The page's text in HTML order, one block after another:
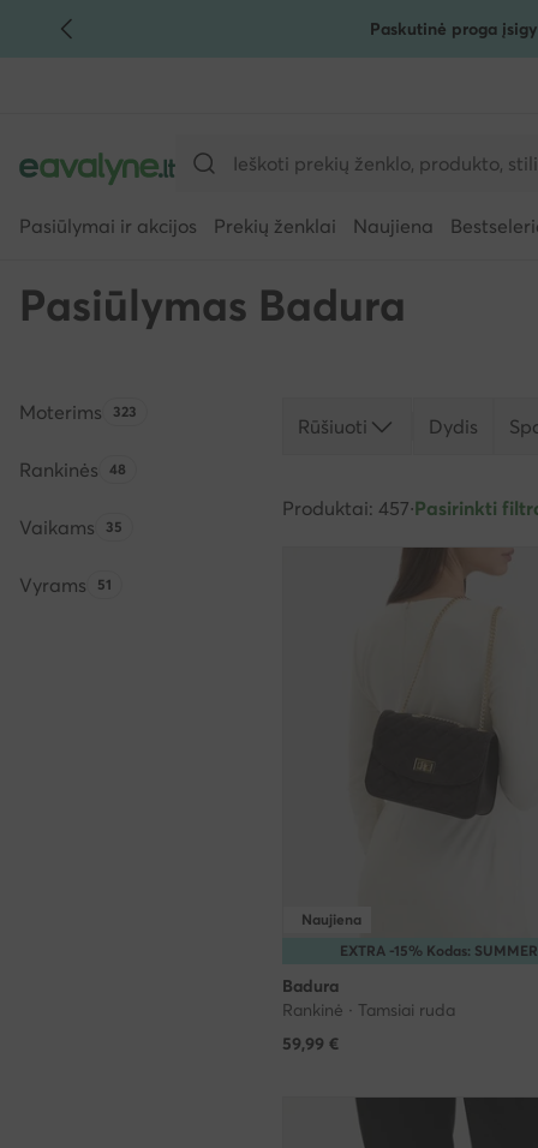
PEREITI PRIE PAGRINDINIO TURINIOPaskutinė proga
Pasiūlymai ir akcijos Prekių ženklai Naujiena
Pasiūlymas Badura
Moterims Produktų skaičius:
323
Rankinės Produktų skaičius:
48
Vaikams Produktų skaičius:
35
Vyrams Produktų skaičius:
51
Rūšiuoti Dydis
Produktai: 457·Pasirinkti
EXTRA -15% Kodas: SUMMER
Naujiena
Badura
Rankinė · Tamsiai ruda
59,99 €